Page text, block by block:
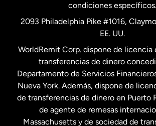
Países Bajos
Suecia
condiciones específicos.
2093 Philadelphia Pike #1016,
EE. UU.
WorldRemit Corp. dispone de licencia
transferencias de dinero
Departamento de Servicios
Nueva York. Además, dispone de
de transferencias de dinero en Puerto
de agente de remesas
Massachusetts y de sociedad de